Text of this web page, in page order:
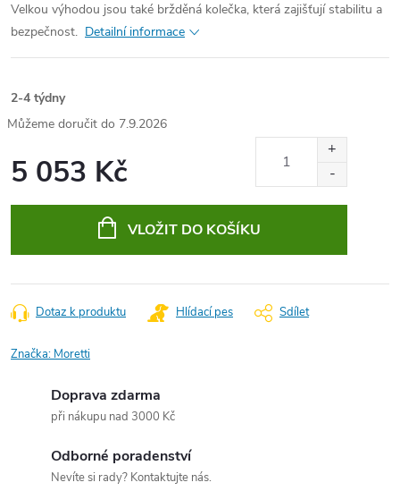
Velkou výhodou jsou také bržděná kolečka, která zajišťují stabilitu a
bezpečnost. Detailní informace
2-4 týdny
7.9.2026
5 053 Kč
VLOŽIT DO KOŠÍKU
Dotaz k produktu Hlídací pes Sdílet
Značka: Moretti
Doprava zdarma
při nákupu nad 3000 Kč
Odborné poradenství
Nevíte si rady? Kontaktujte nás.